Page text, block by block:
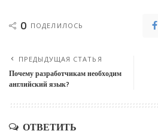
0 ПОДЕЛИЛОСЬ
ПРЕДЫДУЩАЯ СТАТЬЯ
Почему разработчикам необходим
английский язык?
ОТВЕТИТЬ